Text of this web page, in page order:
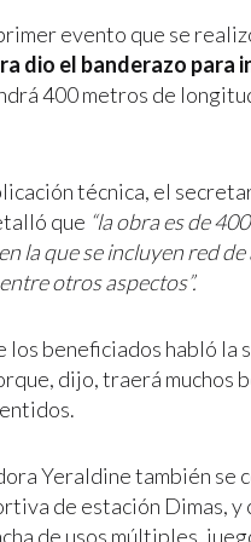
evento que se
dio el banderazo para
400 metros de
técnica, el
que “la obra es de
la que se incluyen red
otros aspectos”.
los beneficiados habló la
dijo, traerá muchos
Yeraldine también se
de estación Dimas, y
de usos múltiples,